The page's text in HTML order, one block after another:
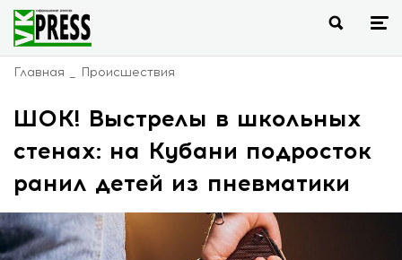
Главная Происшествия
ШОК! Выстрелы в школьных
стенах: на Кубани подросток
ранил детей из пневматики